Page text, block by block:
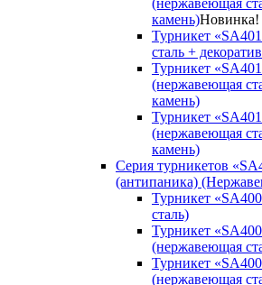
(нержавеющая
камень)Новинка!
Турникет
сталь +
Турникет
(нержавеющая
камень)
Турникет
(нержавеющая
камень)
Серия турникетов
(антипаника)
Турникет
сталь)
Турникет
(нержавеющая
Турникет
(нержавеющая